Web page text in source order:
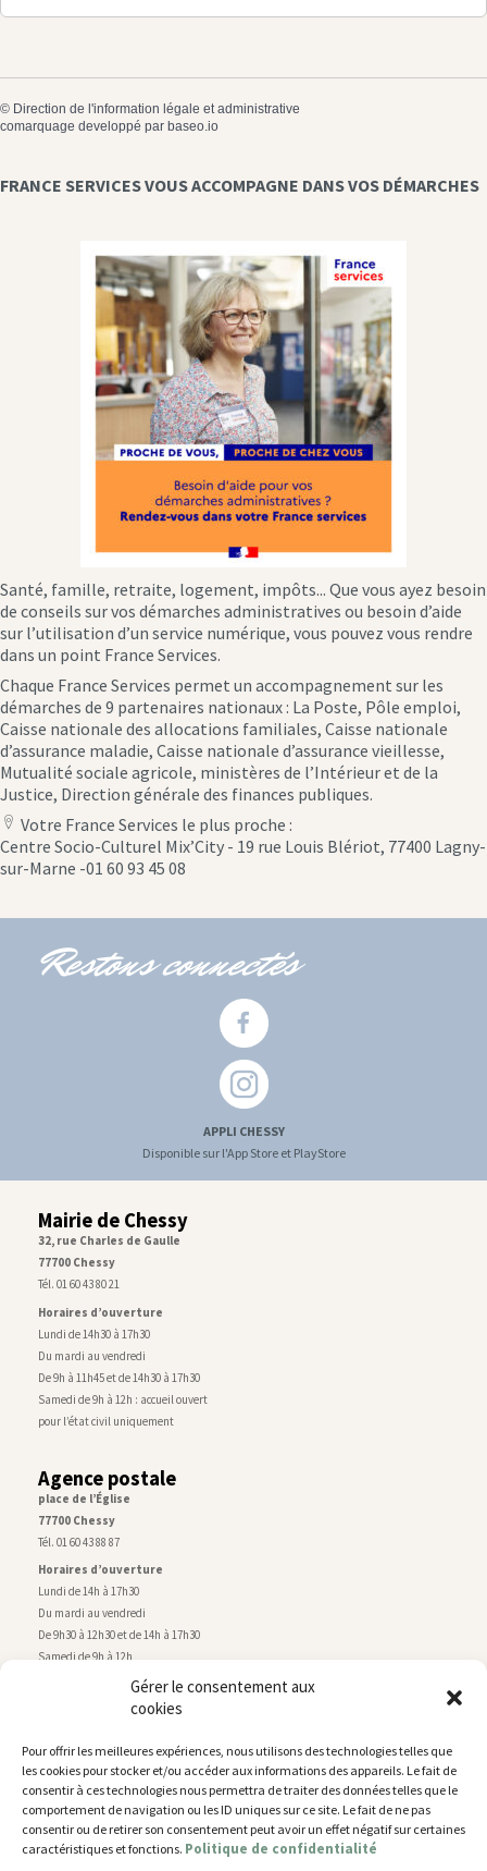
Gérer le consentement aux
cookies
Pour offrir les meilleures expériences, nous utilisons des technologies telles que
les cookies pour stocker et/ou accéder aux informations des appareils. Le fait de
consentir à ces technologies nous permettra de traiter des données telles que le
comportement de navigation ou les ID uniques sur ce site. Le fait de ne pas
consentir ou de retirer son consentement peut avoir un effet négatif sur certaines
caractéristiques et fonctions. Politique de confidentialité
© Direction de l'information légale et administrative
comarquage developpé par baseo.io
FRANCE SERVICES VOUS ACCOMPAGNE DANS VOS DÉMARCHES
Santé, famille, retraite, logement, impôts... Que vous ayez besoin
de conseils sur vos démarches administratives ou besoin d’aide
sur l’utilisation d’un service numérique, vous pouvez vous rendre
dans un point France Services.
Chaque France Services permet un accompagnement sur les
démarches de 9 partenaires nationaux : La Poste, Pôle emploi,
Caisse nationale des allocations familiales, Caisse nationale
d’assurance maladie, Caisse nationale d’assurance vieillesse,
Mutualité sociale agricole, ministères de l’Intérieur et de la
Justice, Direction générale des finances publiques.
location
icon
Votre France Services le plus proche :
Centre Socio-Culturel Mix’City - 19 rue Louis Blériot, 77400 Lagny-
sur-Marne -01 60 93 45 08
Restons connectés
APPLI CHESSY
Disponible sur l'App Store et PlayStore
Mairie de Chessy
32, rue Charles de Gaulle
77700 Chessy
Tél. 01 60 43 80 21
Horaires d’ouverture
Lundi de 14h30 à 17h30
Du mardi au vendredi
De 9h à 11h45 et de 14h30 à 17h30
Samedi de 9h à 12h : accueil ouvert
pour l’état civil uniquement
Agence postale
place de l’Église
77700 Chessy
Tél. 01 60 43 88 87
Horaires d’ouverture
Lundi de 14h à 17h30
Du mardi au vendredi
De 9h30 à 12h30 et de 14h à 17h30
Samedi de 9h à 12h
Service technique
rue de Montry–77700 Chessy
Tél. 01 60 43 52 63
Horaires d’ouverture
Lundi, mardi et jeudi
De 9h à 11h45 et de 14h30 à 17h30